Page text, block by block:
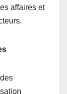
affaires et